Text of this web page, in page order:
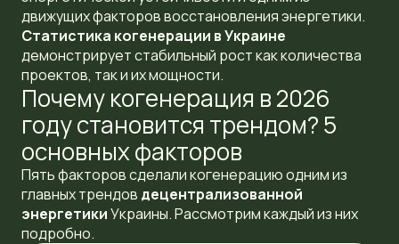
движущих факторов восстановления энергетики.
Статистика когенерации в Украине
демонстрирует стабильный рост как количества
проектов, так и их мощности.
Почему когенерация в 2026
году становится трендом? 5
основных факторов
Пять факторов сделали когенерацию одним из
главных трендов децентрализованной
энергетикиУкраины. Рассмотрим каждый из них
подробно.